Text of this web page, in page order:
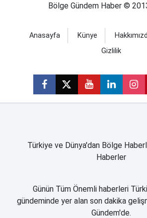
Bölge Gündem Haber ©
Anasayfa Künye
Gizlilik
Türkiye ve Dünya'dan Bölge
Haberler
Günün Tüm Önemli haberleri
gündeminde yer alan son dakika
Gündem'de.